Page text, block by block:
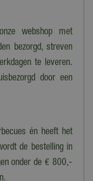
webshop met
bezorgd, streven
te leveren.
door een
én heeft het
de bestelling in
onder de € 800,-